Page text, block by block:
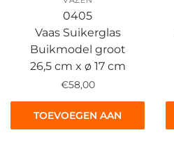
0405
Vaas Suikerglas
Buikmodel groot
26,5 cm x ø 17 cm
€58,00
TOEVOEGEN AAN